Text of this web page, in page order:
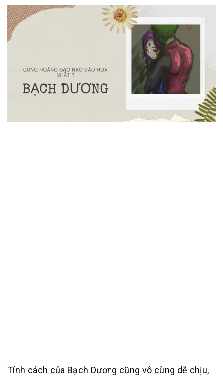
Tính cách của Bạch Dương cũng vô cùng dễ chịu,